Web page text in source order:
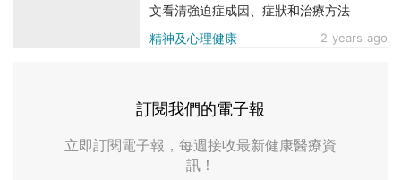
精神及心理健康 2 years ago
文看清強迫症成因、症狀和治療方法
訂閱我們的電子報
立即訂閱電子報，每週接收最新健康醫療資
訊！